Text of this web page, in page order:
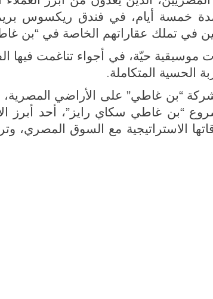
خمسة أيام، في فندق ريكسوس
في تملك عقاراتهم الخاصة في “بن
موسيقية حيّة، في أجواء تناغمت فيها
الحسية المتكاملة.
لشركة “بن غاطي” على الأراضي
مشروع “بن غاطي سكاي رايز”، أحد
الاستراتيجية مع السوق المصري،